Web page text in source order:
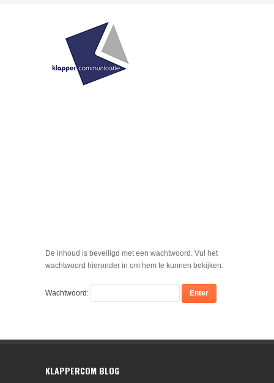
De inhoud is beveiligd met een wachtwoord. Vul het
wachtwoord hieronder in om hem te kunnen bekijken:
Wachtwoord:
KLAPPERCOM BLOG